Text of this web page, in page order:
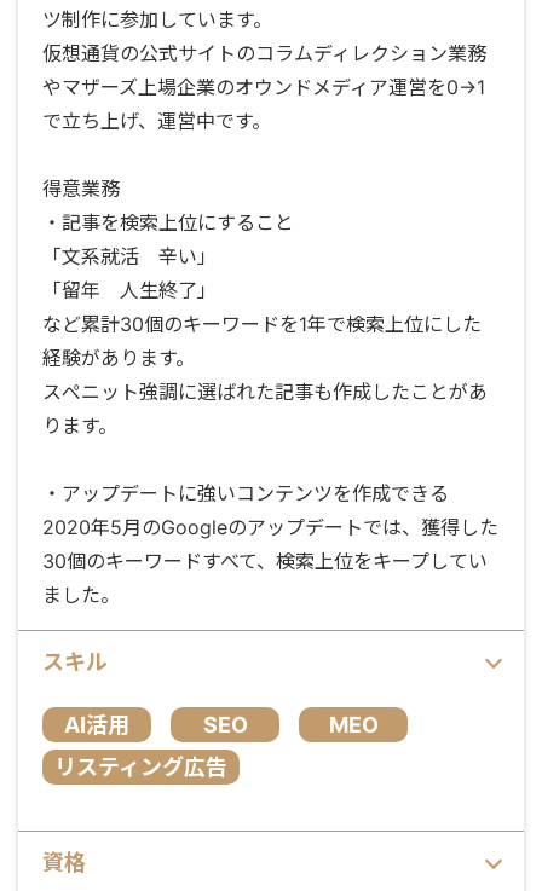
ツ制作に参加しています。
仮想通貨の公式サイトのコラムディレクション業務
やマザーズ上場企業のオウンドメディア運営を0→1
で立ち上げ、運営中です。
得意業務
・記事を検索上位にすること
「文系就活 辛い」
「留年 人生終了」
など累計30個のキーワードを1年で検索上位にした
経験があります。
スぺニット強調に選ばれた記事も作成したことがあ
ります。
・アップデートに強いコンテンツを作成できる
2020年5月のGoogleのアップデートでは、獲得した
30個のキーワードすべて、検索上位をキープしてい
ました。
スキル
AI活用 SEO
MEO
リスティング広告
資格